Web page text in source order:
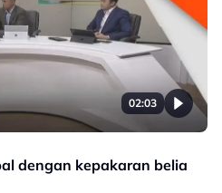
02:03
dengan kepakaran belia